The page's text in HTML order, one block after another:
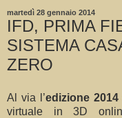
martedì 28 gennaio 2014
IFD, PRIMA
SISTEMA
ZERO
Al via l’edizione 2014
virtuale in 3D